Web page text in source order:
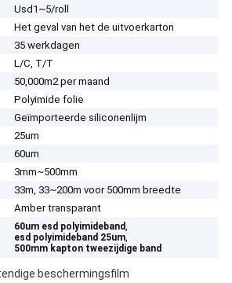
Usd1~5/roll
Het geval van het de uitvoerkarton
35 werkdagen
L/C, T/T
50,000m2 per maand
Polyimide folie
Geïmporteerde siliconenlijm
25um
60um
3mm~500mm
33m, 33~200m voor 500mm breedte
Amber transparant
60um esd polyimideband,
esd polyimideband 25um,
500mm kapton tweezijdige band
beschermingsfilm